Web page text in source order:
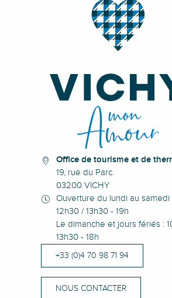
Office de tourisme et de
19, rue du Parc.
03200 VICHY
Ouverture du lundi au samedi
12h30 / 13h30 - 19h
Le dimanche et jours fériés :
13h30 - 18h
+33 (0)4 70 98 71 94
NOUS CONTACTER